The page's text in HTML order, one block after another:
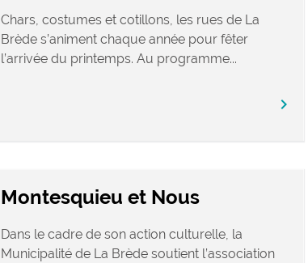
Chars, costumes et cotillons, les rues de La
Brède s’animent chaque année pour fêter
l’arrivée du printemps. Au programme...
chevron_right
Montesquieu et Nous
Dans le cadre de son action culturelle, la
Municipalité de La Brède soutient l’association